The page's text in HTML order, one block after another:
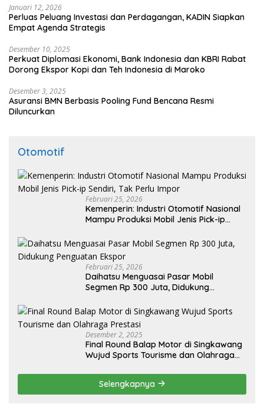
Januari 12, 2026
Perluas Peluang Investasi dan Perdagangan, KADIN Siapkan
Empat Agenda Strategis
Desember 10, 2025
Perkuat Diplomasi Ekonomi, Bank Indonesia dan KBRI Rabat
Dorong Ekspor Kopi dan Teh Indonesia di Maroko
Desember 3, 2025
Asuransi BMN Berbasis Pooling Fund Bencana Resmi
Diluncurkan
Otomotif
Februari 25, 2026
Kemenperin: Industri Otomotif Nasional
Mampu Produksi Mobil Jenis Pick-ip
Februari 25, 2026
Daihatsu Menguasai Pasar Mobil
Segmen Rp 300 Juta, Didukung
Desember 2, 2025
Final Round Balap Motor di Singkawang
Wujud Sports Tourisme dan Olahraga
Selengkapnya